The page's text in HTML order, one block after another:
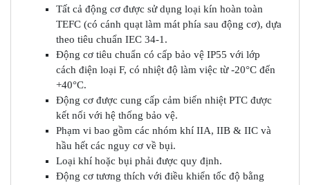
Tất cả động cơ được sử dụng loại kín hoàn toàn
TEFC (có cánh quạt làm mát phía sau động cơ), dựa
theo tiêu chuẩn IEC 34-1.
Động cơ tiêu chuẩn có cấp bảo vệ IP55 với lớp
cách điện loại F, có nhiệt độ làm việc từ -20°C đến
+40°C.
Động cơ được cung cấp cảm biến nhiệt PTC được
kết nối với hệ thống bảo vệ.
Phạm vi bao gồm các nhóm khí IIA, IIB & IIC và
hầu hết các nguy cơ về bụi.
Loại khí hoặc bụi phải được quy định.
Động cơ tương thích với điều khiển tốc độ bằng